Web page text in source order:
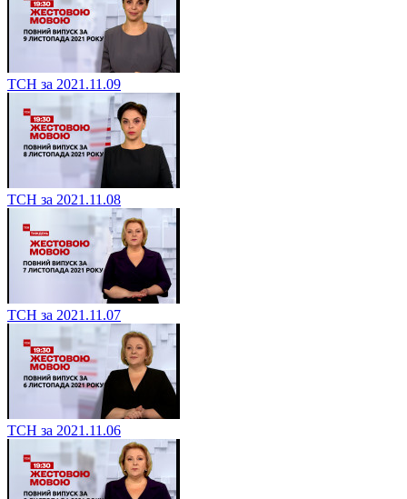
ТСН за 2021.11.09
ТСН за 2021.11.08
ТСН за 2021.11.07
ТСН за 2021.11.06